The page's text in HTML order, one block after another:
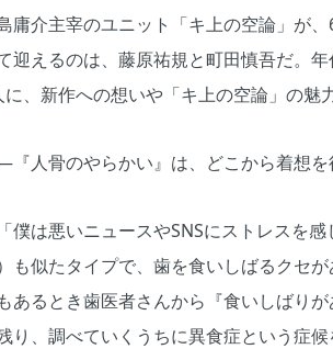
庸介主宰のユニット「キ上の空論」が
迎えるのは、藤原祐規と町田慎吾だ。
に、新作への想いや「キ上の空論」の魅
人骨のやらかい』は、どこから着想を
僕は悪いニュースやSNSにストレスを
も似たタイプで、歯を食いしばるクセ
あるとき歯医者さんから『食いしばり
り、調べていくうちに異食症という症